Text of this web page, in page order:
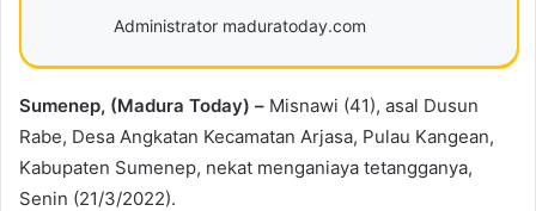
Administrator maduratoday.com
Sumenep, (Madura Today) – Misnawi (41), asal Dusun
Rabe, Desa Angkatan Kecamatan Arjasa, Pulau Kangean,
Kabupaten Sumenep, nekat menganiaya tetangganya,
Senin (21/3/2022).